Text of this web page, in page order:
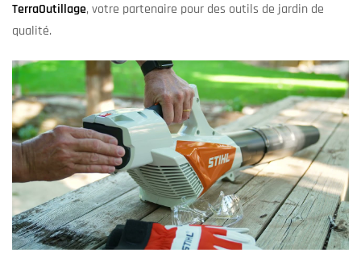
TerraOutillage, votre partenaire pour des outils de jardin de
qualité.